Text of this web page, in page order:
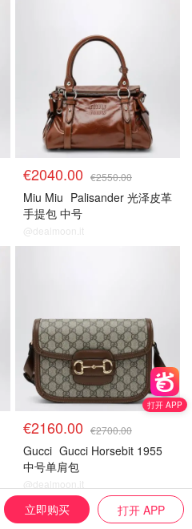
€2040.00 €2550.00
Miu Miu Palisander 光泽皮革
手提包 中号
@dealmoon.it
€2160.00 €2700.00
Gucci Gucci Horsebit 1955
中号单肩包
@dealmoon.it
打开 APP
立即购买 打开 APP